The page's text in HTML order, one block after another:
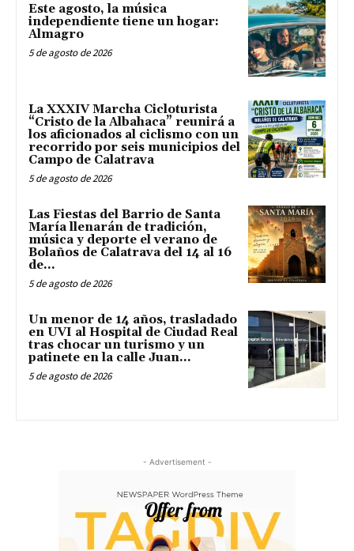
Este agosto, la música
independiente tiene un hogar:
Almagro
5 de agosto de 2026
La XXXIV Marcha Cicloturista
“Cristo de la Albahaca” reunirá a
los aficionados al ciclismo con un
recorrido por seis municipios del
Campo de Calatrava
5 de agosto de 2026
Las Fiestas del Barrio de Santa
María llenarán de tradición,
música y deporte el verano de
Bolaños de Calatrava del 14 al 16
de...
5 de agosto de 2026
Un menor de 14 años, trasladado
en UVI al Hospital de Ciudad Real
tras chocar un turismo y un
patinete en la calle Juan...
5 de agosto de 2026
- Advertisement -